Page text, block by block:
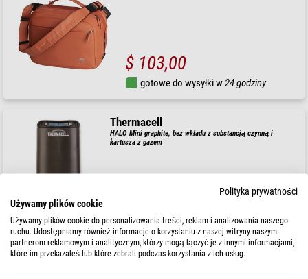
$ 103,00
gotowe do wysyłki w24 godziny
Thermacell
HALO Mini graphite, bez wkładu z substancją czynną i
kartusza z gazem
Summit-Creative
Filterbag FB100-8 orange
Polityka prywatności
Używamy plików cookie
Używamy plików cookie do personalizowania treści, reklam i analizowania naszego
ruchu. Udostępniamy również informacje o korzystaniu z naszej witryny naszym
partnerom reklamowym i analitycznym, którzy mogą łączyć je z innymi informacjami,
które im przekazałeś lub które zebrali podczas korzystania z ich usług.